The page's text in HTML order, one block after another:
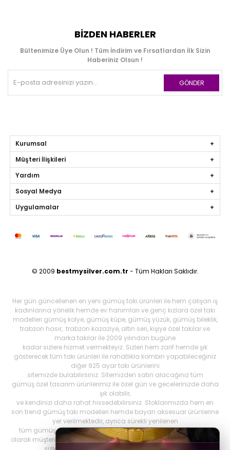
BIZDEN HABERLER
Bültenimize Üye Olun ! Tüm İndirim ve Fırsatlardan İlk Sizin
Haberiniz Olsun !
GÖNDER
Kurumsal
Müşteri İlişkileri
Yardım
Sosyal Medya
Uygulamalar
© 2009 bestmysilver.com.tr - Tüm Hakları Saklıdır.
Her gün güncellenen en yeni gümüş takı ürünleri ile hem çalışan iş
kadınlarına yönelik hemde ev hanımları ve genç kızlara özel takı
modelleri gümüş kolye, gümüş küpe, gümüş yüzük, gümüş bileklik,
trabzon hasır, trabzon kazaziye, altın seri, kişiye özel takılar ve
marka takılar ile 2009 yılından bugüne
kadar sizlere hizmet vermekteyiz. Sizleri hem zarif hemde şık
gösterecek tüm takı ürünleri ile rahatlıkla kombin yapabileceğiniz
diğer 925 ayar takı ürünlerini
sitemizde bulabilirsiniz. Sitemizden satın alacağınız tüm
gümüş özel tasarım ürünlerimiz ile özel gün ve gecelerinizde daha
şık olabilir,
ve kendinizi daha rahat hissedebilirsiniz. Stoklarımızda hem en
son trend gümüş takı modelleri hemde bayan aksesuar ürünlerine
yer verilmektedir, ayrıca sürekli yenilenen
tüm gümüş ürünlerini Best My Silrver'da bulabilirsiniz. Öncelikli
olarak müşteri memnuniyetini ön planda tutanbestmysilver.com.tr